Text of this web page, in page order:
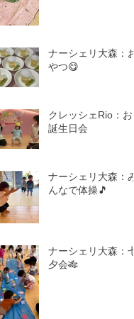
ナーシェリ大森：お
やつ😋
クレッシェRio：お
誕生日会
ナーシェリ大森：み
んなで体操🎵
ナーシェリ大森：七
夕会🎋